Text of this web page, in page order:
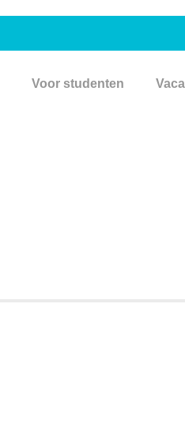
Voor studenten